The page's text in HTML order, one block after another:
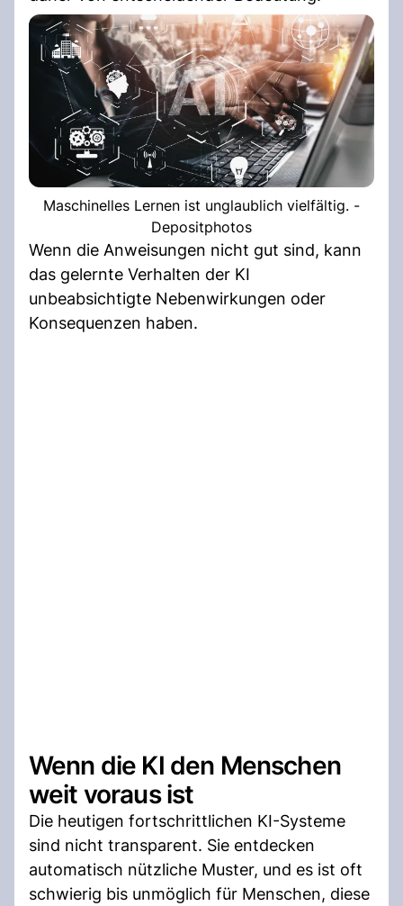
Maschinelles Lernen ist unglaublich vielfältig. -
Depositphotos
Wenn die Anweisungen nicht gut sind, kann
das gelernte Verhalten der KI
unbeabsichtigte Nebenwirkungen oder
Konsequenzen haben.
Wenn die KI den Menschen
weit voraus ist
Die heutigen fortschrittlichen KI-Systeme
sind nicht transparent. Sie entdecken
automatisch nützliche Muster, und es ist oft
schwierig bis unmöglich für Menschen, diese